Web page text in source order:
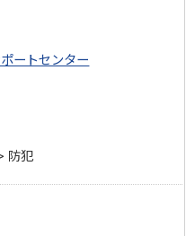
ートセンター
防犯